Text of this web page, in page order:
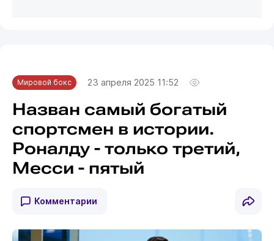
Мировой бокс 23 апреля 2025 11:52
Назван самый богатый
спортсмен в истории.
Роналду - только третий,
Месси - пятый
Комментарии